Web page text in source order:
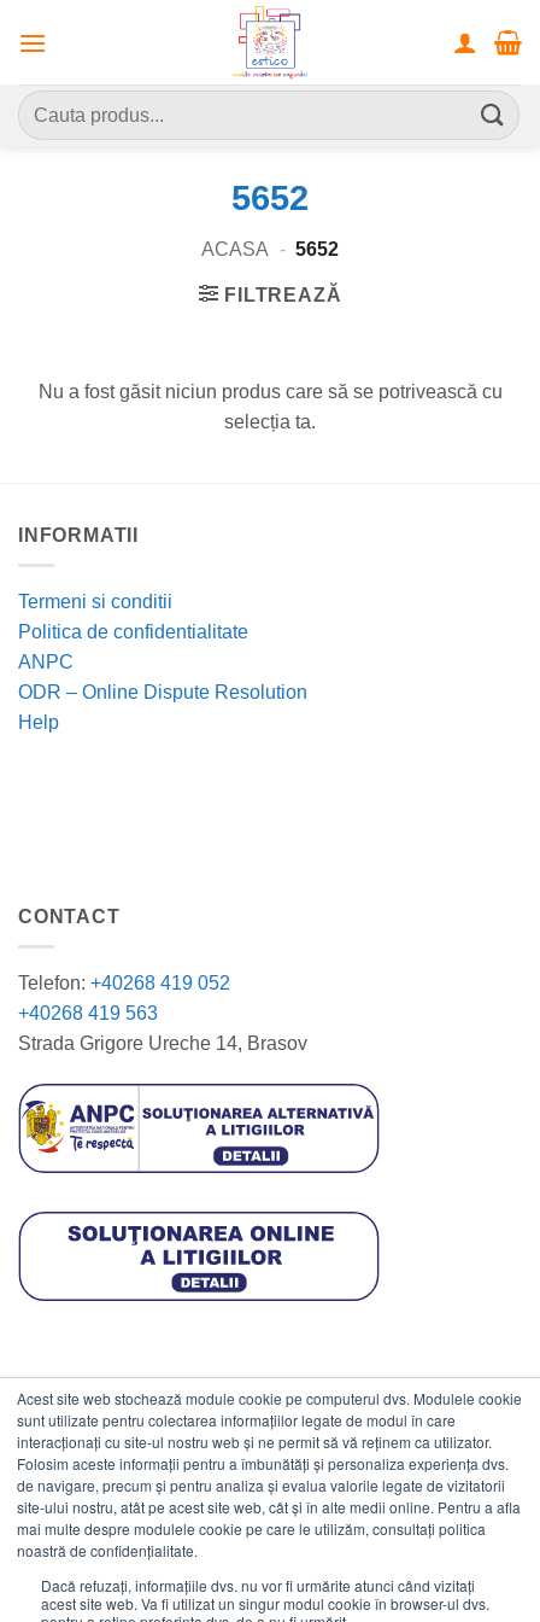
Acest site web stochează module cookie pe computerul dvs. Modulele cookie
sunt utilizate pentru colectarea informațiilor legate de modul în care
interacționați cu site-ul nostru web și ne permit să vă reținem ca utilizator.
Folosim aceste informații pentru a îmbunătăți și personaliza experiența dvs.
de navigare, precum și pentru analiza și evalua valorile legate de vizitatorii
site-ului nostru, atât pe acest site web, cât și în alte medii online. Pentru a afla
mai multe despre modulele cookie pe care le utilizăm, consultați politica
noastră de confidențialitate.
Dacă refuzați, informațiile dvs. nu vor fi urmărite atunci când vizitați
acest site web. Va fi utilizat un singur modul cookie în browser-ul dvs.
Caută
după:
5652
ACASA - 5652
FILTREAZĂ
Nu a fost găsit niciun produs care să se potrivească cu
selecția ta.
INFORMATII
Termeni si conditii
Politica de confidentialitate
ANPC
ODR – Online Dispute Resolution
Help
CONTACT
Telefon: +40268 419 052
+40268 419 563
Strada Grigore Ureche 14, Brasov
DATE COMERCIALE
ESTICO S.R.L.
CIF: RO1094402.
Reg.Com: J08/469/1991.